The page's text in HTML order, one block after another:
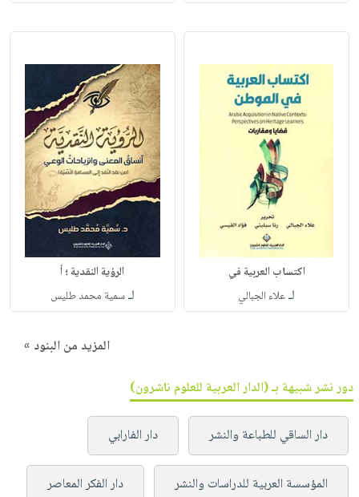
اكتساب العربية في
لـعلاء الجبالي
الرؤية النقدية ؛ أ
لـسمية محمد طليس
المزيد من البنود »
دور نشر شبيهة بـ (الدار العربية للعلوم ناشرون)
دار الساقي للطباعة والنشر دار الفارابي
المؤسسة العربية للدراسات والنشر دار الفكر المعاصر